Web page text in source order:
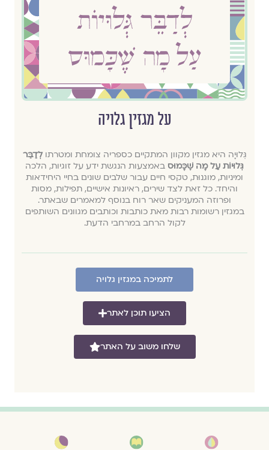
על מגזין גלויה
גְּלוּיָה היא מגזין מקוון המתקיים כספריה צומחת ומטרתולְדַבֵּר
גְּלוּיוֹת עַל מָה שֶׁכָּמוּס באמצעות הנגשת ידע על זוגיות, הלכה
ומיניות, מוגנוּת, טקסי חיים עבור שלבים שונים בחיי היחידאות
והיחד. כל זאת לצד שירים, ראיונות אישיים, תפילות, מסות
ופרוזה המעניקים שאר רוח בנוסף למאמרים שבאתר.
במגזין רשומות רבות מאת כותבות וכותבים מגוונים השותפים
לקול הרחב במרחבי הדעת.
לתמיכה במגזין גלויה
הציעו תוכן לאתר
שלחו משוב על האתר